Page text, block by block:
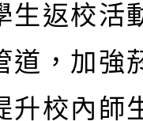
生返校活
道，加強
升校內師